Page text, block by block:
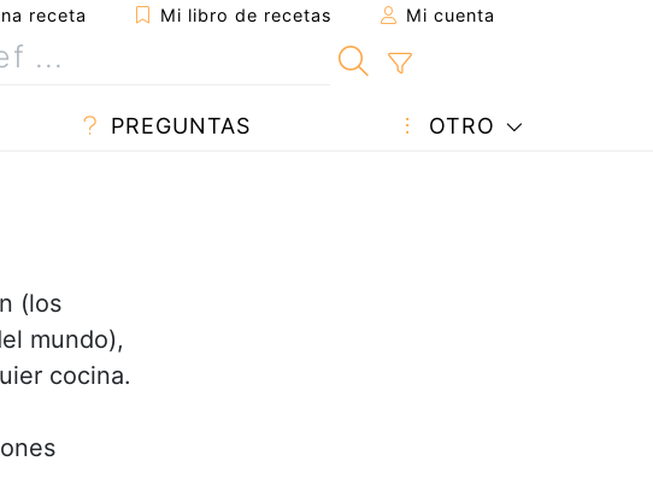
receta Mi libro de recetas Mi cuenta
PREGUNTAS OTRO
(los
mundo),
cocina.